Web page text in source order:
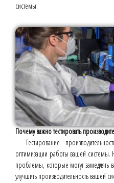
системы.
Почему важно тестировать
Тестирование
оптимизации работы вашей системы.
проблемы, которые могут
улучшить производительность вашей